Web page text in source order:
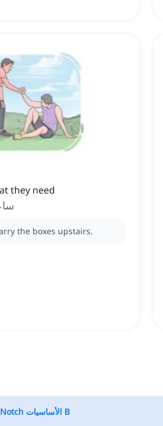
they need
the boxes upstairs.
كتاب Top Notch الأساسيات B